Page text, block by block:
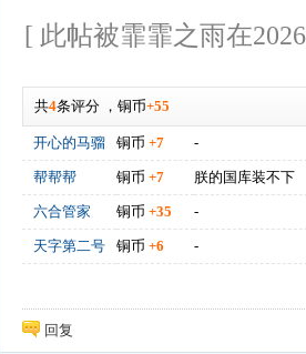
[ 此帖被霏霏之雨在
共4条评分， 铜币+55
开心的马骝 铜币 +7 -
帮帮帮 铜币 +7 朕的国库装不下
六合管家 铜币 +35 -
天字第二号 铜币 +6 -
回复